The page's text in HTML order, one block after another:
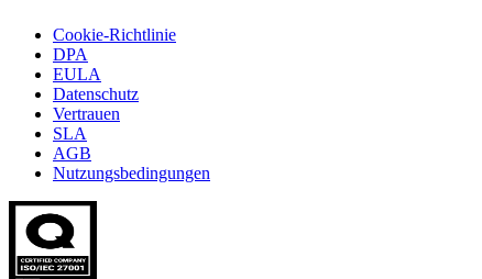
Cookie-Richtlinie
DPA
EULA
Datenschutz
Vertrauen
SLA
AGB
Nutzungsbedingungen